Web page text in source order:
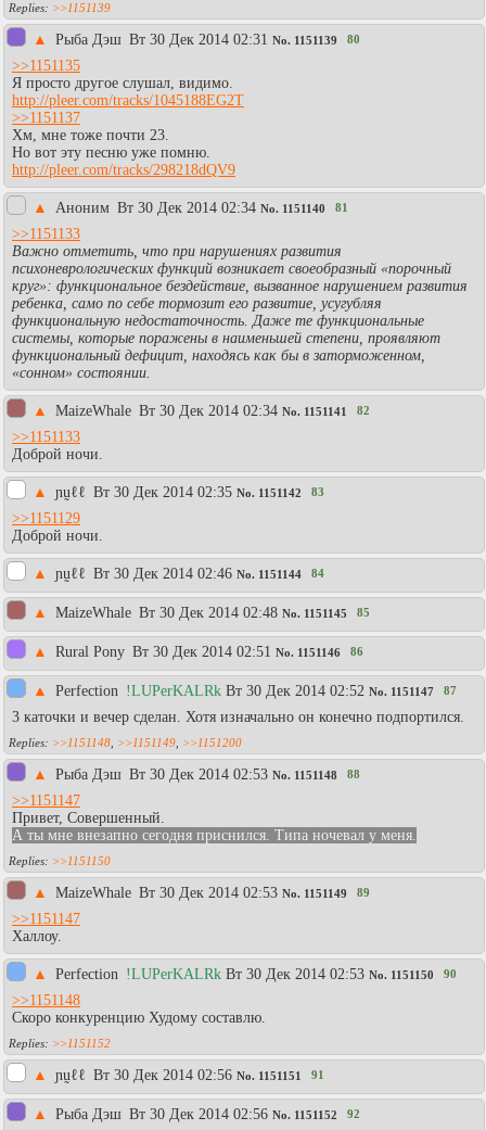
>>1151139
▲ Рыба Дэш Вт 30 Дек 2014 02:31 No. 1151139 80
>>1151135
Я просто другое слушал, видимо.
http://pleer.com/tracks/1045188EG2T
>>1151137
Хм, мне тоже почти 23.
Но вот эту песню уже помню.
http://pleer.com/tracks/298218dQV9
▲ Аноним Вт 30 Дек 2014 02:34 No. 1151140 81
>>1151133
Важно отметить, что при нарушениях развития
психоневрологических функций возникает своеобразный «порочный
круг»: функциональное бездействие, вызванное нарушением развития
ребенка, само по себе тормозит его развитие, усугубляя
функциональную недостаточность. Даже те функциональные
системы, которые поражены в наименьшей степени, проявляют
функциональный дефицит, находясь как бы в заторможенном,
«сонном» состоянии.
▲ MaizeWhale Вт 30 Дек 2014 02:34 No. 1151141 82
>>1151133
Доброй ночи.
▲ ɲṵℓℓ Вт 30 Дек 2014 02:35 No. 1151142 83
>>1151129
Доброй ночи.
▲ ɲṵℓℓ Вт 30 Дек 2014 02:46 No. 1151144 84
▲ MaizeWhale Вт 30 Дек 2014 02:48 No. 1151145 85
▲ Rural Pony Вт 30 Дек 2014 02:51 No. 1151146 86
▲ Perfection !LUPerKALRk Вт 30 Дек 2014 02:52 No. 1151147 87
3 каточки и вечер сделан. Хотя изначально он конечно подпортился.
>>1151148 >>1151149 >>1151200
▲ Рыба Дэш Вт 30 Дек 2014 02:53 No. 1151148 88
>>1151147
Привет, Совершенный.
А ты мне внезапно сегодня приснился. Типа ночевал у меня.
>>1151150
▲ MaizeWhale Вт 30 Дек 2014 02:53 No. 1151149 89
>>1151147
Халлоу.
▲ Perfection !LUPerKALRk Вт 30 Дек 2014 02:53 No. 1151150 90
>>1151148
Скоро конкуренцию Худому составлю.
>>1151152
▲ ɲṵℓℓ Вт 30 Дек 2014 02:56 No. 1151151 91
▲ Рыба Дэш Вт 30 Дек 2014 02:56 No. 1151152 92